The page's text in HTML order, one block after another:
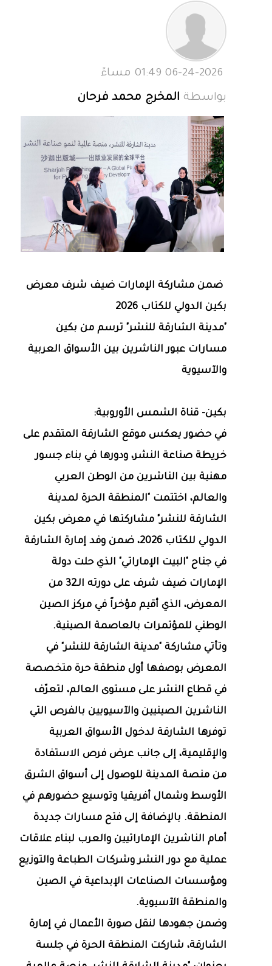
بواسطة المخرج محمد فرحان
ضمن مشاركة الإمارات ضيف شرف معرض
بكين الدولي للكتاب 2026
"مدينة الشارقة للنشر" ترسم من بكين
مسارات عبور الناشرين بين الأسواق العربية
والآسيوية
بكين- قناة الشمس الأوروبية:
في حضور يعكس موقع الشارقة المتقدم على
خريطة صناعة النشر، ودورها في بناء جسور
مهنية بين الناشرين من الوطن العربي
والعالم، اختتمت "المنطقة الحرة لمدينة
الشارقة للنشر" مشاركتها في معرض بكين
الدولي للكتاب 2026، ضمن وفد إمارة الشارقة
في جناح "البيت الإماراتي" الذي حلت دولة
الإمارات ضيف شرف على دورته الـ32 من
المعرض، الذي أقيم مؤخراً في مركز الصين
الوطني للمؤتمرات بالعاصمة الصينية.
وتأتي مشاركة "مدينة الشارقة للنشر" في
المعرض بوصفها أول منطقة حرة متخصصة
في قطاع النشر على مستوى العالم، لتعرّف
الناشرين الصينيين والآسيويين بالفرص التي
توفرها الشارقة لدخول الأسواق العربية
والإقليمية، إلى جانب عرض فرص الاستفادة
من منصة المدينة للوصول إلى أسواق الشرق
الأوسط وشمال أفريقيا وتوسيع حضورهم في
المنطقة. بالإضافة إلى فتح مسارات جديدة
أمام الناشرين الإماراتيين والعرب لبناء علاقات
عملية مع دور النشر وشركات الطباعة والتوزيع
ومؤسسات الصناعات الإبداعية في الصين
والمنطقة الآسيوية.
وضمن جهودها لنقل صورة الأعمال في إمارة
الشارقة، شاركت المنطقة الحرة في جلسة